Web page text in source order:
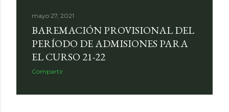
mayo 27, 2021
BAREMACIÓN PROVISIONAL DEL
PERÍODO DE ADMISIONES PARA
EL CURSO 21-22
Compartir